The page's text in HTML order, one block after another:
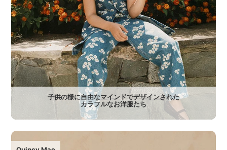
子供の様に自由なマインドでデザインされた
カラフルなお洋服たち